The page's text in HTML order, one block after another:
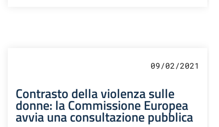
09/02/2021
Contrasto della violenza sulle
donne: la Commissione Europea
avvia una consultazione pubblica